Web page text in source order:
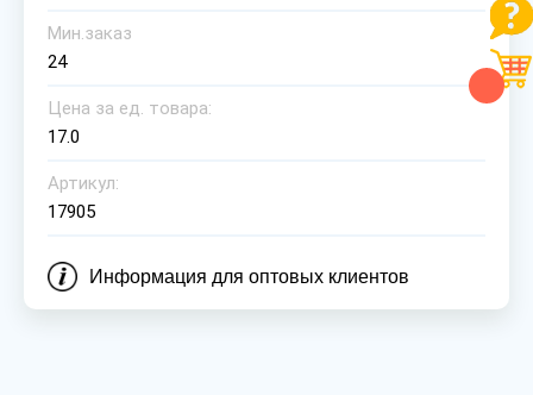
Мин.заказ
24
Цена за ед. товара:
17.0
Артикул:
17905
Информация для оптовых клиентов